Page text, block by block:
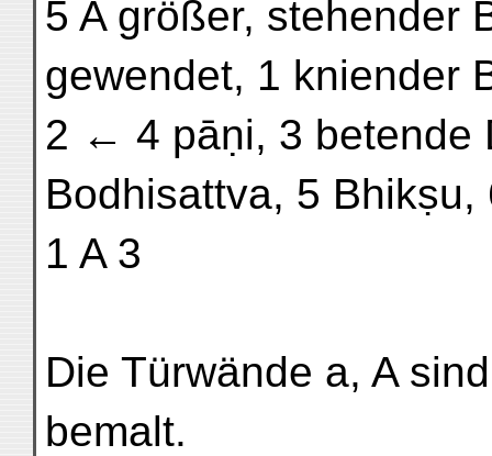
5 A größer, stehender
gewendet, 1 kniender
2 ← 4 pāṇi, 3 betende
Bodhisattva, 5 Bhikṣu,
1 A 3
Die Türwände a, A
bemalt.